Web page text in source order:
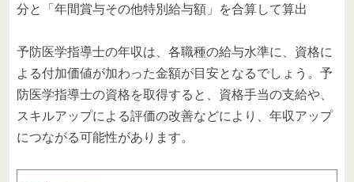
分と「年間賞与その他特別給与額」を合算して算出
予防医学指導士の年収は、各職種の給与水準に、資格に
よる付加価値が加わった金額が目安となるでしょう。予
防医学指導士の資格を取得すると、資格手当の支給や、
スキルアップによる評価の改善などにより、年収アップ
につながる可能性があります。